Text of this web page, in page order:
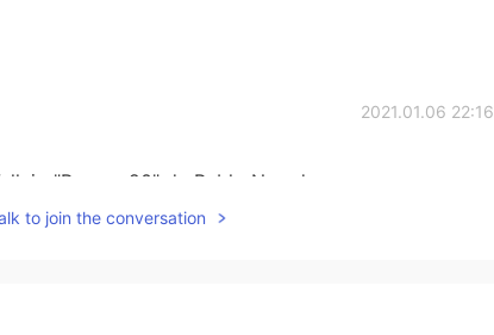
2021.01.06 22:16
"Poema 20" de Pablo Neruda
to join the conversation